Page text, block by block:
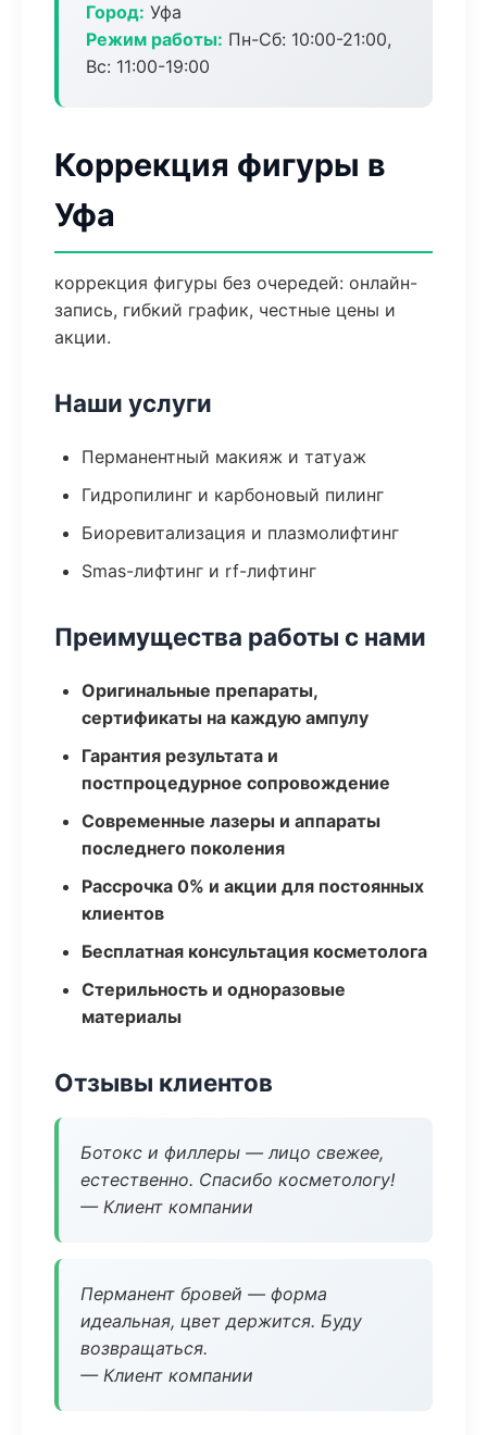
Город: Уфа
Режим работы: Пн-Сб: 10:00-21:00,
Вс: 11:00-19:00
Коррекция фигуры в
Уфа
коррекция фигуры без очередей: онлайн-
запись, гибкий график, честные цены и
акции.
Наши услуги
Перманентный макияж и татуаж
Гидропилинг и карбоновый пилинг
Биоревитализация и плазмолифтинг
Smas-лифтинг и rf-лифтинг
Преимущества работы с нами
Оригинальные препараты,
сертификаты на каждую ампулу
Гарантия результата и
постпроцедурное сопровождение
Современные лазеры и аппараты
последнего поколения
Рассрочка 0% и акции для постоянных
клиентов
Бесплатная консультация косметолога
Стерильность и одноразовые
материалы
Отзывы клиентов
Ботокс и филлеры — лицо свежее,
естественно. Спасибо косметологу!
— Клиент компании
Перманент бровей — форма
идеальная, цвет держится. Буду
возвращаться.
— Клиент компании